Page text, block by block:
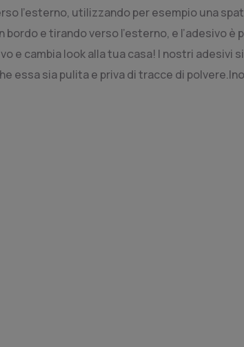
l’esterno, utilizzando per esempio una
e tirando verso l’esterno, e l’adesivo è
e cambia look alla tua casa! I nostri
essa sia pulita e priva di tracce di polvere.